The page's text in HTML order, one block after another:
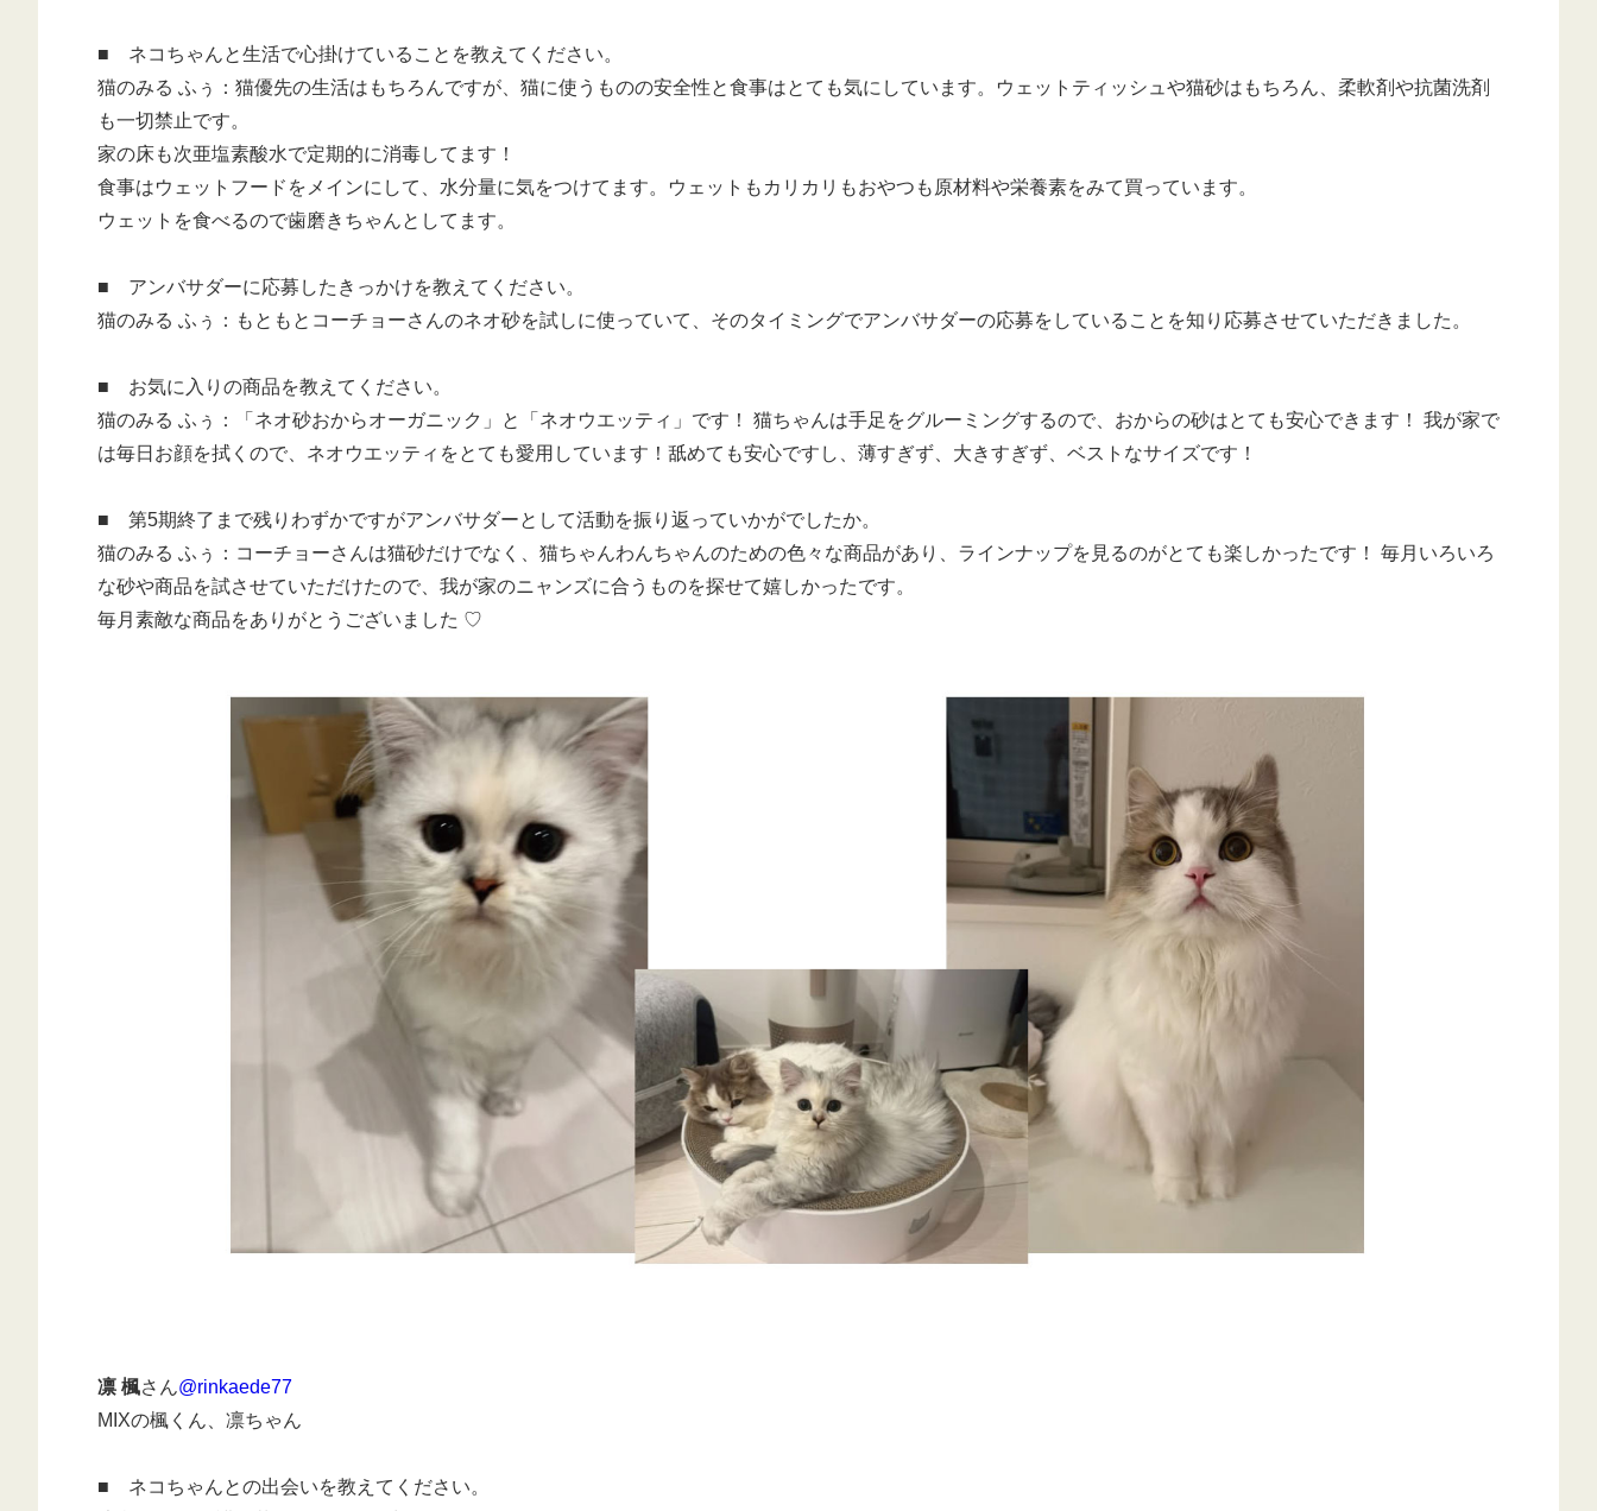
■ ネコちゃんと生活で心掛けていることを教えてください。
猫のみる ふぅ：猫優先の生活はもちろんですが、猫に使うものの安全性と食事はとても気にしています。ウェットティッシュや猫砂はもちろん、柔軟剤や抗菌洗剤
も一切禁止です。
家の床も次亜塩素酸水で定期的に消毒してます！
食事はウェットフードをメインにして、水分量に気をつけてます。ウェットもカリカリもおやつも原材料や栄養素をみて買っています。
ウェットを食べるので歯磨きちゃんとしてます。
■ アンバサダーに応募したきっかけを教えてください。
猫のみる ふぅ：もともとコーチョーさんのネオ砂を試しに使っていて、そのタイミングでアンバサダーの応募をしていることを知り応募させていただきました。
■ お気に入りの商品を教えてください。
猫のみる ふぅ：「ネオ砂おからオーガニック」と「ネオウエッティ」です！ 猫ちゃんは手足をグルーミングするので、おからの砂はとても安心できます！ 我が家で
は毎日お顔を拭くので、ネオウエッティをとても愛用しています！舐めても安心ですし、薄すぎず、大きすぎず、ベストなサイズです！
■ 第5期終了まで残りわずかですがアンバサダーとして活動を振り返っていかがでしたか。
猫のみる ふぅ：コーチョーさんは猫砂だけでなく、猫ちゃんわんちゃんのための色々な商品があり、ラインナップを見るのがとても楽しかったです！ 毎月いろいろ
な砂や商品を試させていただけたので、我が家のニャンズに合うものを探せて嬉しかったです。
毎月素敵な商品をありがとうございました ♡
凛 楓さん@rinkaede77
MIXの楓くん、凛ちゃん
■ ネコちゃんとの出会いを教えてください。